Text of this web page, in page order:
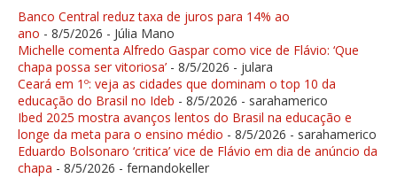
Banco Central reduz taxa de juros para 14% ao
ano - 8/5/2026 - Júlia Mano
Michelle comenta Alfredo Gaspar como vice de Flávio: ‘Que
chapa possa ser vitoriosa’ - 8/5/2026 - julara
Ceará em 1º: veja as cidades que dominam o top 10 da
educação do Brasil no Ideb - 8/5/2026 - sarahamerico
Ibed 2025 mostra avanços lentos do Brasil na educação e
longe da meta para o ensino médio - 8/5/2026 - sarahamerico
Eduardo Bolsonaro ‘critica’ vice de Flávio em dia de anúncio da
chapa - 8/5/2026 - fernandokeller